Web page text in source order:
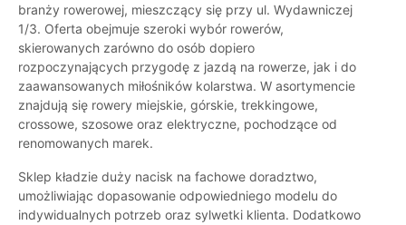
branży rowerowej, mieszczący się przy ul. Wydawniczej
1/3. Oferta obejmuje szeroki wybór rowerów,
skierowanych zarówno do osób dopiero
rozpoczynających przygodę z jazdą na rowerze, jak i do
zaawansowanych miłośników kolarstwa. W asortymencie
znajdują się rowery miejskie, górskie, trekkingowe,
crossowe, szosowe oraz elektryczne, pochodzące od
renomowanych marek.
Sklep kładzie duży nacisk na fachowe doradztwo,
umożliwiając dopasowanie odpowiedniego modelu do
indywidualnych potrzeb oraz sylwetki klienta. Dodatkowo